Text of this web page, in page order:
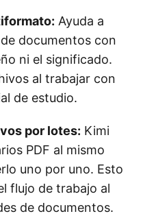
Ayuda a
documentos con
ni el significado.
al trabajar con
de estudio.
por lotes: Kimi
PDF al mismo
uno por uno. Esto
flujo de trabajo al
de documentos.